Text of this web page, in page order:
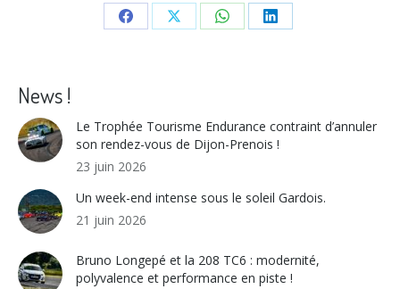
Share Share Share Share
News !
Le Trophée Tourisme Endurance contraint d’annuler
son rendez-vous de Dijon-Prenois !
23 juin 2026
Un week-end intense sous le soleil Gardois.
21 juin 2026
Bruno Longepé et la 208 TC6 : modernité,
polyvalence et performance en piste !